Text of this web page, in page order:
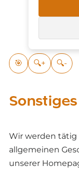
🎯 🔍+ 🔍-
Sonstiges
Wir werden tätig
allgemeinen
unserer